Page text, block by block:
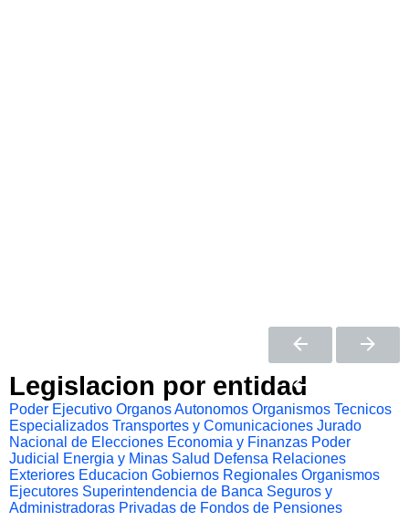
Legislacion por entidad
Poder Ejecutivo Organos Autonomos Organismos Tecnicos
Especializados Transportes y Comunicaciones Jurado
Nacional de Elecciones Economia y Finanzas Poder
Judicial
Energia y Minas Salud Defensa Relaciones
Exteriores Educacion Gobiernos Regionales Organismos
Ejecutores Superintendencia de Banca Seguros y
Administradoras Privadas de Fondos de Pensiones